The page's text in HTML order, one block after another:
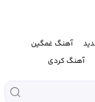
آهنگ غمگین
آهنگ کردی